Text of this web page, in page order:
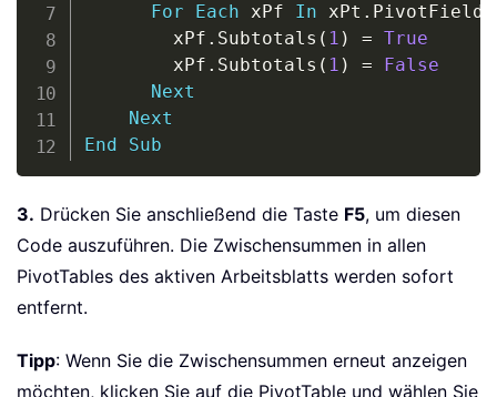
For
Each xPf In xPt . PivotFields
        xPf
. Subtotals ( 1 ) = True
        xPf
. Subtotals ( 1 ) =
False
Next
Next
End
Sub
3. Drücken Sie anschließend die Taste F5, um diesen
Code auszuführen. Die Zwischensummen in allen
PivotTables des aktiven Arbeitsblatts werden sofort
entfernt.
Tipp: Wenn Sie die Zwischensummen erneut anzeigen
möchten, klicken Sie auf die PivotTable und wählen Sie